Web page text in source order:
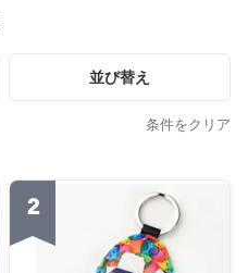
並び替え
条件をクリア
2